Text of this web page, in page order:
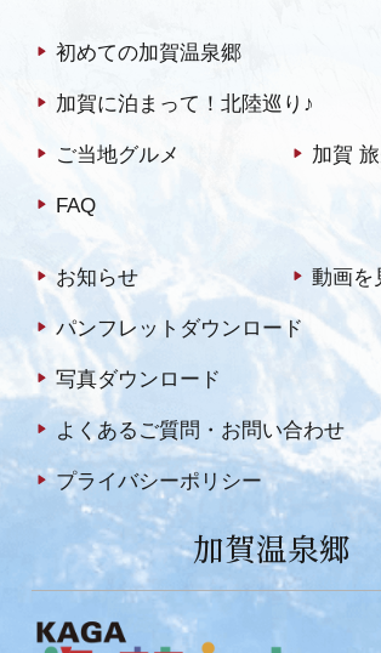
初めての加賀温泉郷
加賀に泊まって！北陸巡り♪
ご当地グルメ 加賀
FAQ
お知らせ 動画を
パンフレットダウンロード
写真ダウンロード
よくあるご質問・お問い合わせ
プライバシーポリシー
加賀温泉郷